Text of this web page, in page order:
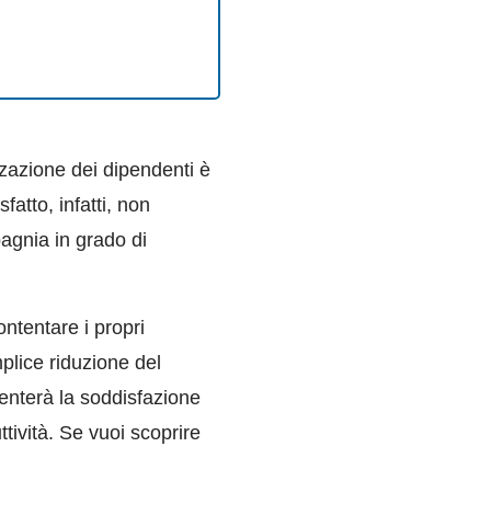
dei dipendenti è
infatti, non
in grado di
i propri
riduzione del
la soddisfazione
Se vuoi scoprire